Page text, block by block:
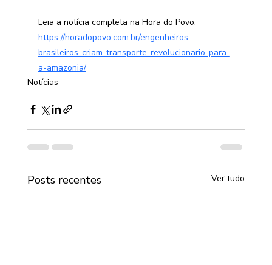
Leia a notícia completa na Hora do Povo:
https://horadopovo.com.br/engenheiros-
brasileiros-criam-transporte-revolucionario-para-
a-amazonia/
Notícias
Posts recentes Ver tudo